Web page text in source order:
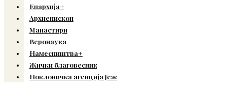
Епархија+
Архиепископ
Манастири
Веронаука
Намесништва+
Жички благовесник
Поклоничка агенција Јеж